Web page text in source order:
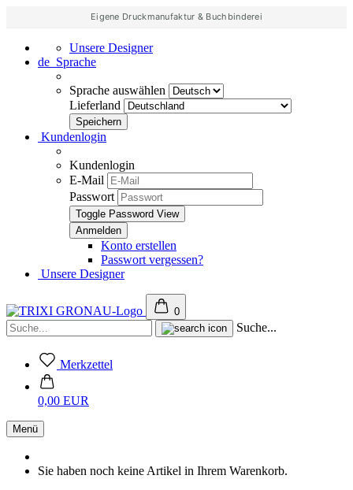
Eigene Druckmanufaktur & Buchbinderei
Unsere Designer
de Sprache
Sprache auswählen
Lieferland
Kundenlogin
Kundenlogin
E-Mail
Passwort
Toggle Password View
Konto erstellen
Passwort vergessen?
Unsere Designer
0
Suche...
Merkzettel
0,00 EUR
Menü
Sie haben noch keine Artikel in Ihrem Warenkorb.